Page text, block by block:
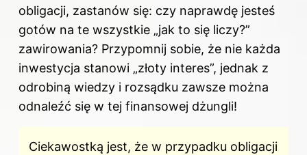
obligacji, zastanów się: czy naprawdę jesteś
gotów na te wszystkie „jak to się liczy?”
zawirowania? Przypomnij sobie, że nie każda
inwestycja stanowi „złoty interes”, jednak z
odrobiną wiedzy i rozsądku zawsze można
odnaleźć się w tej finansowej dżungli!
Ciekawostką jest, że w przypadku obligacji